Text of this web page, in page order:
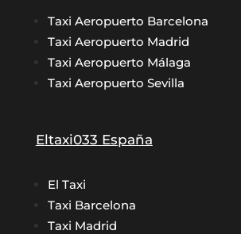
Taxi Aeropuerto Barcelona
Taxi Aeropuerto Madrid
Taxi Aeropuerto Málaga
Taxi Aeropuerto Sevilla
Eltaxi033 España
El Taxi
Taxi Barcelona
Taxi Madrid